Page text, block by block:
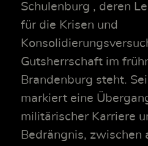
Schulenburg , deren
für die Krisen und
Gutsherrschaft im
Brandenburg steht.
markiert eine
militärischer Karriere
Bedrängnis, zwischen